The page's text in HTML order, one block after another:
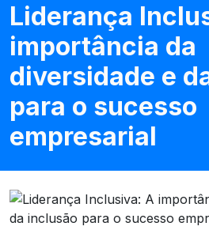
Liderança
importância da
diversidade e
para o sucesso
empresarial